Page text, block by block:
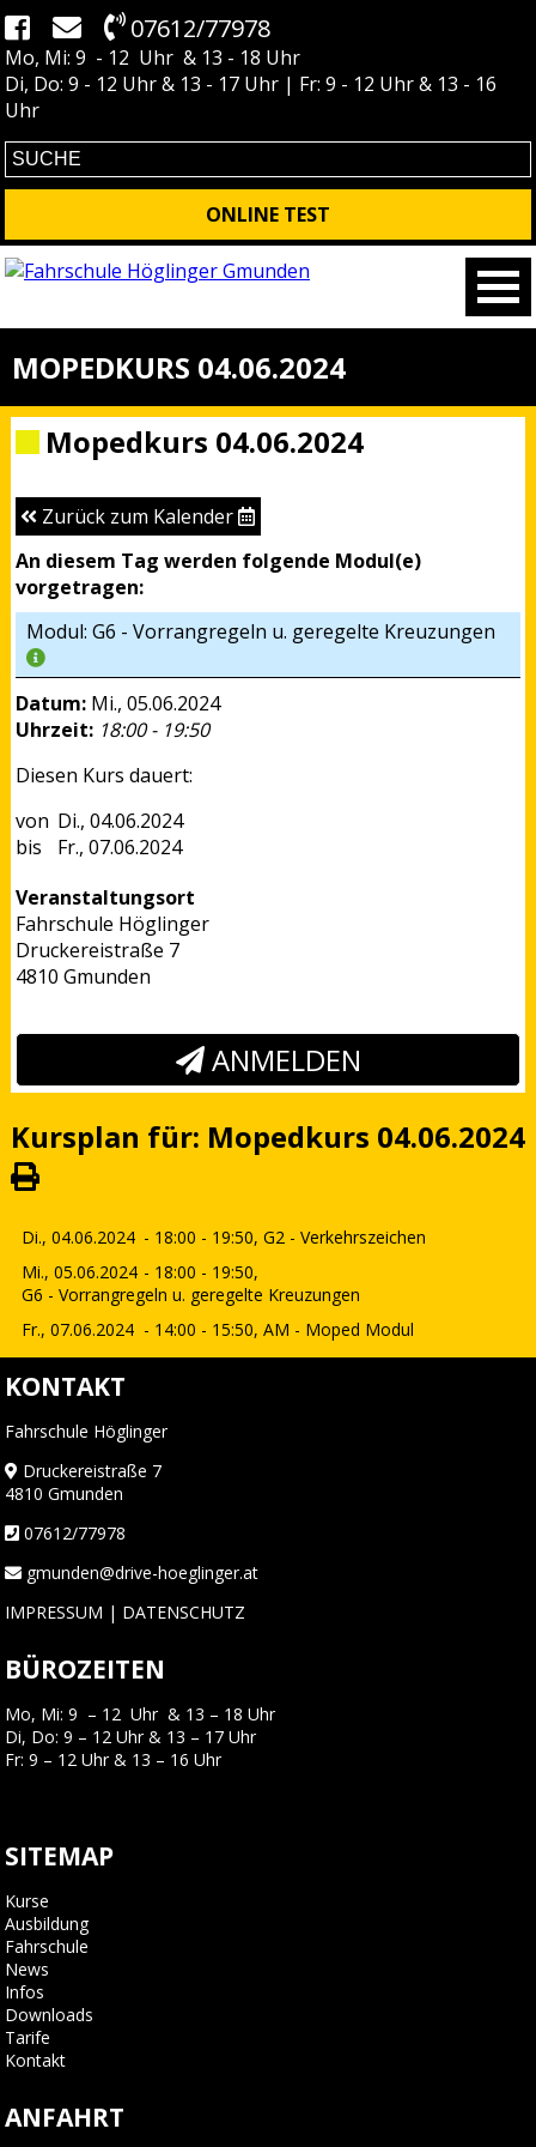
07612/77978
Mo, Mi: 9 - 12 Uhr & 13 - 18 Uhr
Di, Do: 9 - 12 Uhr & 13 - 17 Uhr | Fr: 9 - 12 Uhr & 13 - 16
Uhr
ONLINE TEST
MOPEDKURS 04.06.2024
Mopedkurs 04.06.2024
Zurück zum Kalender
An diesem Tag werden folgende Modul(e)
vorgetragen:
Modul: G6 - Vorrangregeln u. geregelte Kreuzungen
Datum: Mi., 05.06.2024
Uhrzeit: 18:00 - 19:50
Diesen Kurs dauert:
Di., 04.06.2024
Fr., 07.06.2024
Veranstaltungsort
Fahrschule Höglinger
Druckereistraße 7
4810 Gmunden
ANMELDEN
Kursplan für: Mopedkurs 04.06.2024
Di., 04.06.2024 - 18:00 - 19:50, G2 - Verkehrszeichen
Mi., 05.06.2024 - 18:00 - 19:50,
G6 - Vorrangregeln u. geregelte Kreuzungen
Fr., 07.06.2024 - 14:00 - 15:50, AM - Moped Modul
KONTAKT
Fahrschule Höglinger
Druckereistraße 7
4810 Gmunden
07612/77978
gmunden@drive-hoeglinger.at
IMPRESSUM | DATENSCHUTZ
BÜROZEITEN
Mo, Mi: 9 – 12 Uhr & 13 – 18 Uhr
Di, Do: 9 – 12 Uhr & 13 – 17 Uhr
Fr: 9 – 12 Uhr & 13 – 16 Uhr
SITEMAP
Kurse
Ausbildung
Fahrschule
News
Infos
Downloads
Tarife
Kontakt
ANFAHRT